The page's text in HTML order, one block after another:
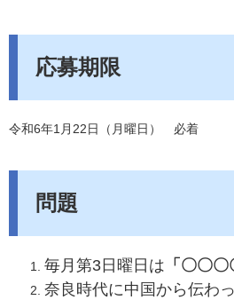
応募期限
令和6年1月22日（月曜日） 必着
問題
​毎月第3日曜日は 「〇〇〇
奈良時代に中国から伝わ